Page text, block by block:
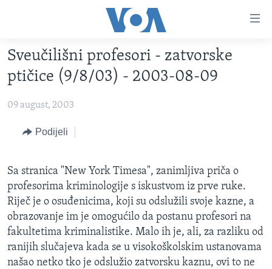
glavni
sadržaj
Pređi
na
navigaciju
na
pretragu
TV PROGRAM
VIDEO
FOTOGRAFIJE DANA
VIJESTI
BOSNA I HERCEGOVINA
SVIJET
SPECIJALNI PROJEKTI
KORUPCIJA
SLOBODA MEDIJA
ŽENSKA STRANA
IZBJEGLIČKA STRANA
Sveučilišni profesori - zatvorske
ptičice (9/8/03) - 2003-08-09
09 august, 2003
Podijeli
Sa stranica "New York Timesa", zanimljiva priča o
profesorima kriminologije s iskustvom iz prve ruke.
Riječ je o osuđenicima, koji su odslužili svoje kazne, a
obrazovanje im je omogućilo da postanu profesori na
fakultetima kriminalistike. Malo ih je, ali, za razliku od
ranijih slučajeva kada se u visokoškolskim ustanovama
našao netko tko je odslužio zatvorsku kaznu, ovi to ne